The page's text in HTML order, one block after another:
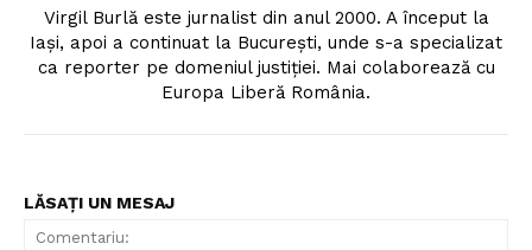
Virgil Burlă este jurnalist din anul 2000. A început la
Iași, apoi a continuat la București, unde s-a specializat
ca reporter pe domeniul justiției. Mai colaborează cu
Europa Liberă România.
LĂSAȚI UN MESAJ